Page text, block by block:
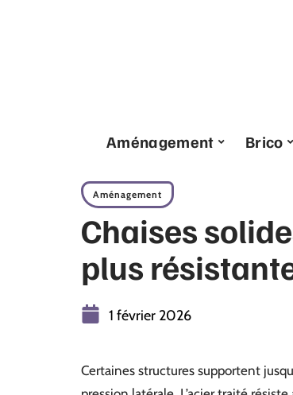
Aménagement Brico
Aménagement
Chaises
plus
1 février 2026
Certaines structures supportent